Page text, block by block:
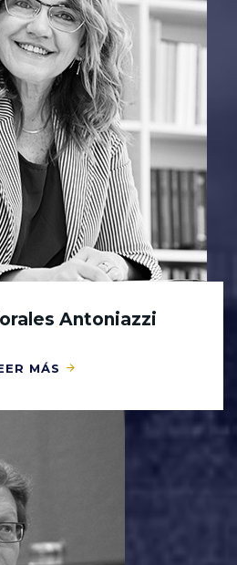
Antoniazzi
MÁS